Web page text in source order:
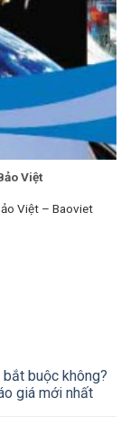
Việt
Việt – Baoviet
buộc không?
giá mới nhất